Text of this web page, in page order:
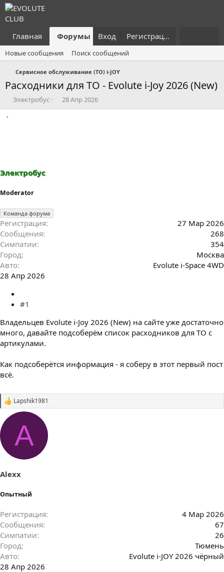
Главная Форумы Что нового?
Вход Регистрация
Новые сообщения Поиск сообщений
Сервисное обслуживание (ТО) i-JOY
Расходники для ТО - Evolute i-Joy 2026 (New)
А
в
ы
Электробус
Д
а
28 Апр 2026
Электробус
Moderator
Команда форума
Регистрация
27 Мар 2026
Сообщения
268
Симпатии
354
Город
Москва
Авто
Evolute i-Space 4WD
28 Апр 2026
#1
Владельцев Evolute i-Joy 2026 (New) на сайте уже достаточно
много, давайте подсоберём список расходников для ТО с
артикулами.
Как подсоберётся информация - я соберу в этот первый пост
всё.
С
м
и
Lapshik1981
A
Alexx
Опытный
Регистрация
4 Мар 2026
Сообщения
67
Симпатии
26
Город
Тюмень
Авто
Evolute i-JOY 2026 чёрный
28 Апр 2026